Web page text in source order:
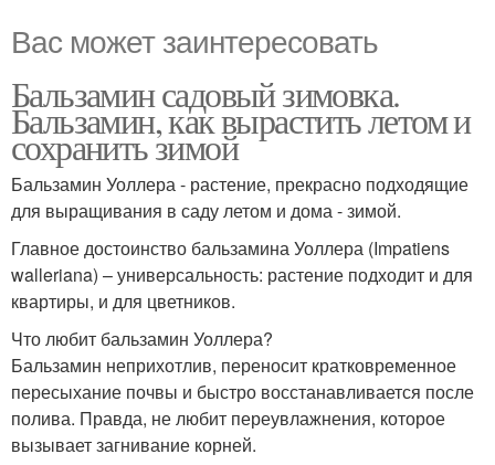
Вас может заинтересовать
Бальзамин садовый зимовка.
Бальзамин, как вырастить летом и
сохранить зимой
Бальзамин Уоллера - растение, прекрасно подходящие
для выращивания в саду летом и дома - зимой.
Главное достоинство бальзамина Уоллера (Impatiens
walleriana) – универсальность: растение подходит и для
квартиры, и для цветников.
Что любит бальзамин Уоллера?
Бальзамин неприхотлив, переносит кратковременное
пересыхание почвы и быстро восстанавливается после
полива. Правда, не любит переувлажнения, которое
вызывает загнивание корней.